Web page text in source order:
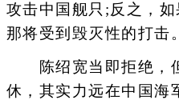
攻击中国舰只;反之，如
那将受到毁灭性的打击
陈绍宽当即拒绝，
休，其实力远在中国